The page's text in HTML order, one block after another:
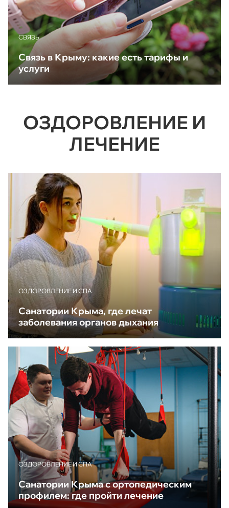
CВЯЗЬ
Связь в Крыму: какие есть тарифы и
услуги
ОЗДОРОВЛЕНИЕ И
ЛЕЧЕНИЕ
ОЗДОРОВЛЕНИЕ И СПА
Санатории Крыма, где лечат
заболевания органов дыхания
ОЗДОРОВЛЕНИЕ И СПА
Санатории Крыма с ортопедическим
профилем: где пройти лечение